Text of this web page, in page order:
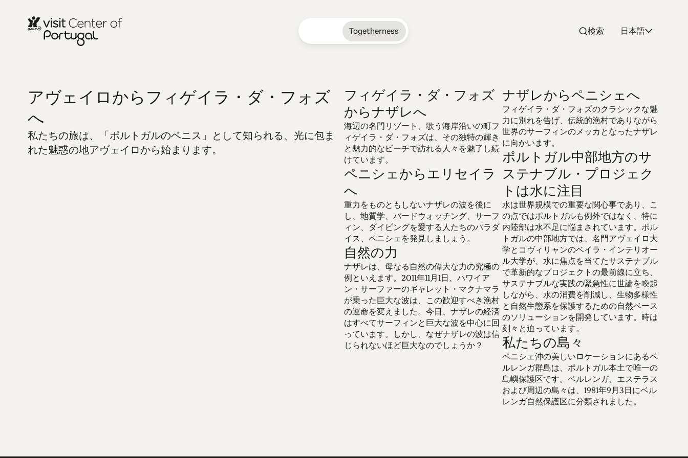
Togetherness 検索 日本語
第98号 - 大阪
14.04.2025 • 28.04.2025
「海洋：青い対話」をテーマに、2025年大阪万博が4月13日から10月13日まで開催されま
す。ポルトガルと日本は500年の歴史を共有し、海洋のサステナブルに対する共通の懸念
とともに、緊急のブルーエコノミー始動が急務となっています。本号では、大西洋沿岸を
旅し、象徴的な海岸沿いの町、素晴らしいサーフスポット、居心地の良い漁村をご紹介し
アヴェイロからフィゲイラ・ダ・フォズ
へ
私たちの旅は、「ポルトガルのベニス」として知られる、光に包ま
れた魅惑の地アヴェイロから始まります。
フィゲイラ・ダ・フォズ
からナザレへ
海辺の名門リゾート、歌う海岸沿いの町フ
ィゲイラ・ダ・フォズは、その独特の輝き
と魅力的なビーチで訪れる人々を魅了し続
けています。
ペニシェからエリセイラ
へ
重力をものともしないナザレの波を後に
し、地質学、バードウォッチング、サーフ
ィン、ダイビングを愛する人たちのパラダ
イス、ペニシェを発見しましょう。
自然の力
ナザレは、母なる自然の偉大な力の究極の
例といえます。2011年11月1日、ハワイア
ン・サーファーのギャレット・マクナマラ
が乗った巨大な波は、この歓迎すべき漁村
の運命を変えました。今日、ナザレの経済
はすべてサーフィンと巨大な波を中心に回
っています。しかし、なぜナザレの波は信
じられないほど巨大なのでしょうか？
ナザレからペニシェへ
フィゲイラ・ダ・フォズのクラシックな魅
力に別れを告げ、伝統的漁村でありながら
世界のサーフィンのメッカとなったナザレ
に向かいます。
ポルトガル中部地方のサ
ステナブル・プロジェク
トは水に注目
水は世界規模での重要な関心事であり、こ
の点ではポルトガルも例外ではなく、特に
内陸部は水不足に悩まされています。ポル
トガルの中部地方では、名門アヴェイロ大
学とコヴィリャンのベイラ・インテリオー
ル大学が、水に焦点を当てたサステナブル
で革新的なプロジェクトの最前線に立ち、
サステナブルな実践の緊急性に世論を喚起
しながら、水の消費を削減し、生物多様性
と自然生態系を保護するための自然ベース
のソリューションを開発しています。時は
刻々と迫っています。
私たちの島々
ペニシェ沖の美しいロケーションにあるベ
ルレンガ群島は、ポルトガル本土で唯一の
島嶼保護区です。ベルレンガ、エステラス
および周辺の島々は、1981年9月3日にベル
レンガ自然保護区に分類されました。